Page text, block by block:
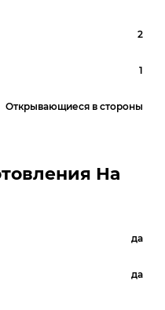
2
1
Открывающиеся в стороны
На
да
да